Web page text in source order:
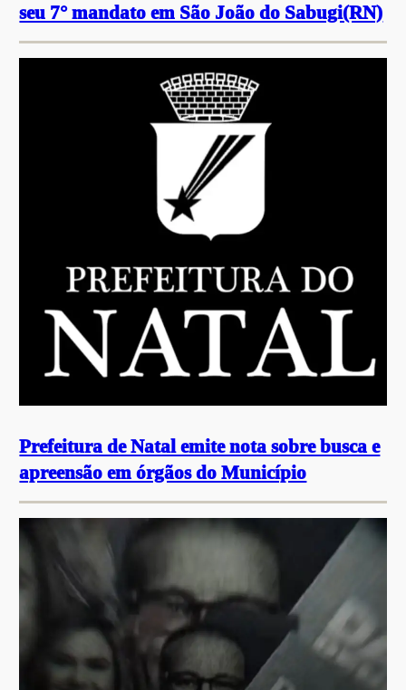
seu 7° mandato em São João do Sabugi(RN)
Prefeitura de Natal emite nota sobre busca e
apreensão em órgãos do Município